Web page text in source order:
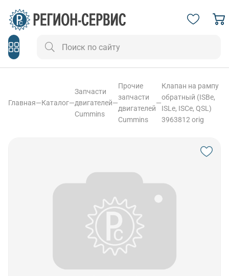
Главная—Каталог—
Запчасти
двигателей
Cummins
—
Прочие
запчасти
двигателей
Cummins
—
Клапан на рампу
обратный (ISBe,
ISLe, ISCe, QSL)
3963812 orig